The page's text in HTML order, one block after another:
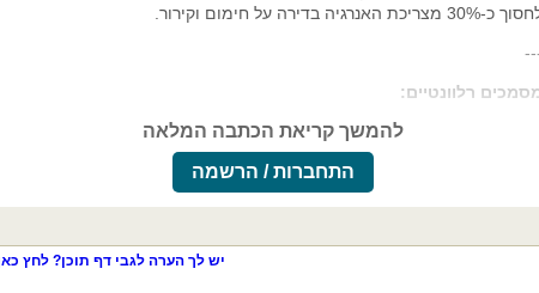
כ-30% מצריכת האנרגיה בדירה על חימום וקירור
רלוונטיים:
להמשך קריאת הכתבה המלאה
התחברות / הרשמה
יש לך הערה לגבי דף תוכן? לחץ